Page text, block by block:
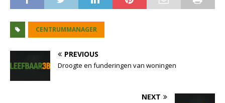
CENTRUMMANAGER
PREVIOUS
Droogte en funderingen van woningen
NEXT